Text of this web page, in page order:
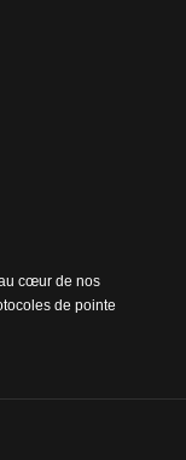
cœur de nos
de pointe